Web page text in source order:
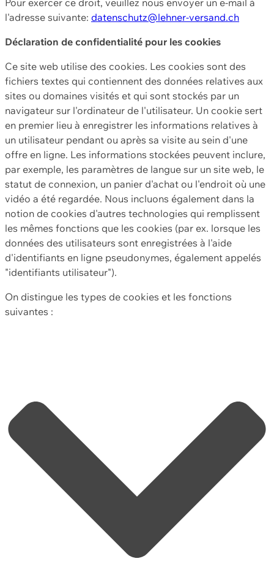
l'adresse suivante: datenschutz@lehner-versand.ch
Déclaration de confidentialité pour les cookies
Ce site web utilise des cookies. Les cookies sont des
fichiers textes qui contiennent des données relatives aux
sites ou domaines visités et qui sont stockés par un
navigateur sur l'ordinateur de l'utilisateur. Un cookie sert
en premier lieu à enregistrer les informations relatives à
un utilisateur pendant ou après sa visite au sein d'une
offre en ligne. Les informations stockées peuvent inclure,
par exemple, les paramètres de langue sur un site web, le
statut de connexion, un panier d'achat ou l'endroit où une
vidéo a été regardée. Nous incluons également dans la
notion de cookies d'autres technologies qui remplissent
les mêmes fonctions que les cookies (par ex. lorsque les
données des utilisateurs sont enregistrées à l'aide
d'identifiants en ligne pseudonymes, également appelés
"identifiants utilisateur").
On distingue les types de cookies et les fonctions
suivantes :